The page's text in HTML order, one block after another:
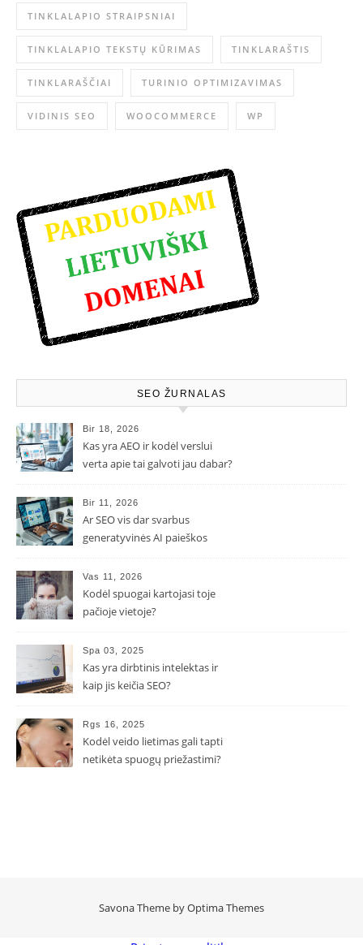
TINKLALAPIO STRAIPSNIAI
TINKLALAPIO TEKSTŲ KŪRIMAS TINKLARAŠTIS
TINKLARAŠČIAI TURINIO OPTIMIZAVIMAS
VIDINIS SEO WOOCOMMERCE WP
SEO ŽURNALAS
Bir 18, 2026
Kas yra AEO ir kodėl verslui
verta apie tai galvoti jau dabar?
Bir 11, 2026
Ar SEO vis dar svarbus
generatyvinės AI paieškos
Vas 11, 2026
Kodėl spuogai kartojasi toje
pačioje vietoje?
Spa 03, 2025
Kas yra dirbtinis intelektas ir
kaip jis keičia SEO?
Rgs 16, 2025
Kodėl veido lietimas gali tapti
netikėta spuogų priežastimi?
Savona Theme byOptima Themes